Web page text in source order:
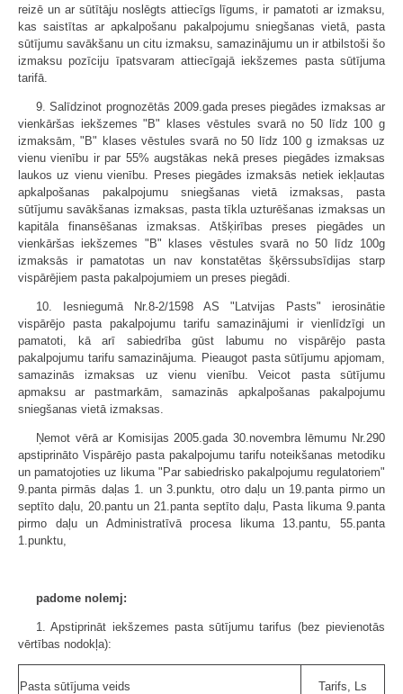
reizē un ar sūtītāju noslēgts attiecīgs līgums, ir pamatoti ar izmaksu,
kas saistītas ar apkalpošanu pakalpojumu sniegšanas vietā, pasta
sūtījumu savākšanu un citu izmaksu, samazinājumu un ir atbilstoši šo
izmaksu pozīciju īpatsvaram attiecīgajā iekšzemes pasta sūtījuma
tarifā.
9. Salīdzinot prognozētās 2009.gada preses piegādes izmaksas ar
vienkāršas iekšzemes "B" klases vēstules svarā no 50 līdz 100 g
izmaksām, "B" klases vēstules svarā no 50 līdz 100 g izmaksas uz
vienu vienību ir par 55% augstākas nekā preses piegādes izmaksas
laukos uz vienu vienību. Preses piegādes izmaksās netiek iekļautas
apkalpošanas pakalpojumu sniegšanas vietā izmaksas, pasta
sūtījumu savākšanas izmaksas, pasta tīkla uzturēšanas izmaksas un
kapitāla finansēšanas izmaksas. Atšķirības preses piegādes un
vienkāršas iekšzemes "B" klases vēstules svarā no 50 līdz 100g
izmaksās ir pamatotas un nav konstatētas šķērssubsīdijas starp
vispārējiem pasta pakalpojumiem un preses piegādi.
10. Iesniegumā Nr.8-2/1598 AS "Latvijas Pasts" ierosinātie
vispārējo pasta pakalpojumu tarifu samazinājumi ir vienlīdzīgi un
pamatoti, kā arī sabiedrība gūst labumu no vispārējo pasta
pakalpojumu tarifu samazinājuma. Pieaugot pasta sūtījumu apjomam,
samazinās izmaksas uz vienu vienību. Veicot pasta sūtījumu
apmaksu ar pastmarkām, samazinās apkalpošanas pakalpojumu
sniegšanas vietā izmaksas.
Ņemot vērā ar Komisijas 2005.gada 30.novembra lēmumu Nr.290
apstiprināto Vispārējo pasta pakalpojumu tarifu noteikšanas metodiku
un pamatojoties uz likuma "Par sabiedrisko pakalpojumu regulatoriem"
9.panta pirmās daļas 1. un 3.punktu, otro daļu un 19.panta pirmo un
septīto daļu, 20.pantu un 21.panta septīto daļu, Pasta likuma 9.panta
pirmo daļu un Administratīvā procesa likuma 13.pantu, 55.panta
1.punktu,
padome nolemj:
1. Apstiprināt iekšzemes pasta sūtījumu tarifus (bez pievienotās
vērtības nodokļa):
Pasta sūtījuma veids Tarifs, Ls